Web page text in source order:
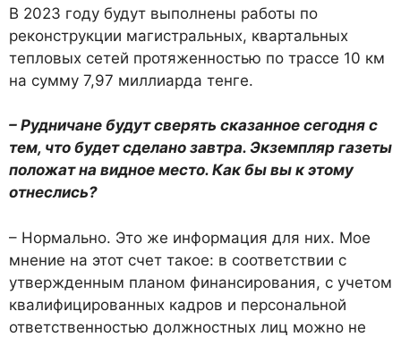
В 2023 году будут выполнены работы по
реконструкции магистральных, квартальных
тепловых сетей протяженностью по трассе 10 км
на сумму 7,97 миллиарда тенге.
– Рудничане будут сверять сказанное сегодня с
тем, что будет сделано завтра. Экземпляр газеты
положат на видное место. Как бы вы к этому
отнеслись?
– Нормально. Это же информация для них. Мое
мнение на этот счет такое: в соответствии с
утвержденным планом финансирования, с учетом
квалифицированных кадров и персональной
ответственностью должностных лиц можно не